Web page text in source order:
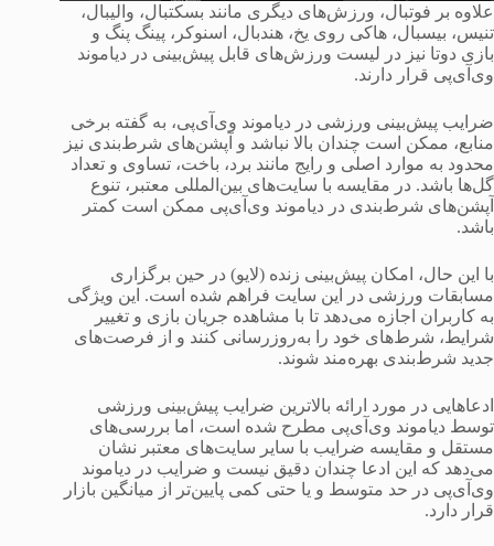
علاوه بر فوتبال، ورزش‌های دیگری مانند بسکتبال، والیبال،
تنیس، بیسبال، هاکی روی یخ، هندبال، اسنوکر، پینگ پنگ و
بازی دوتا نیز در لیست ورزش‌های قابل پیش‌بینی در دیاموند
وی‌آی‌پی قرار دارند.
ضرایب پیش‌بینی ورزشی در دیاموند وی‌آی‌پی، به گفته برخی
منابع، ممکن است چندان بالا نباشد و آپشن‌های شرط‌بندی نیز
محدود به موارد اصلی و رایج مانند برد، باخت، تساوی و تعداد
گل‌ها باشد. در مقایسه با سایت‌های بین‌المللی معتبر، تنوع
آپشن‌های شرط‌بندی در دیاموند وی‌آی‌پی ممکن است کمتر
باشد.
با این حال، امکان پیش‌بینی زنده (لایو) در حین برگزاری
مسابقات ورزشی در این سایت فراهم شده است. این ویژگی
به کاربران اجازه می‌دهد تا با مشاهده جریان بازی و تغییر
شرایط، شرط‌های خود را به‌روزرسانی کنند و از فرصت‌های
جدید شرط‌بندی بهره‌مند شوند.
ادعاهایی در مورد ارائه بالاترین ضرایب پیش‌بینی ورزشی
توسط دیاموند وی‌آی‌پی مطرح شده است، اما بررسی‌های
مستقل و مقایسه ضرایب با سایر سایت‌های معتبر نشان
می‌دهد که این ادعا چندان دقیق نیست و ضرایب در دیاموند
وی‌آی‌پی در حد متوسط و یا حتی کمی پایین‌تر از میانگین بازار
قرار دارد.